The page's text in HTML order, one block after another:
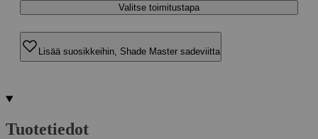
Valitse toimitustapa
Lisää suosikkeihin, Shade Master sadeviitta
Tuotetiedot